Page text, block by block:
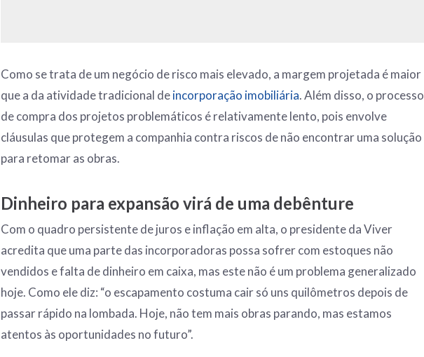
Como se trata de um negócio de risco mais elevado, a margem projetada é maior
que a da atividade tradicional deincorporação imobiliária. Além disso, o processo
de compra dos projetos problemáticos é relativamente lento, pois envolve
cláusulas que protegem a companhia contra riscos de não encontrar uma solução
para retomar as obras.
Dinheiro para expansão virá de uma debênture
Com o quadro persistente de juros e inflação em alta, o presidente da Viver
acredita que uma parte das incorporadoras possa sofrer com estoques não
vendidos e falta de dinheiro em caixa, mas este não é um problema generalizado
hoje. Como ele diz: “o escapamento costuma cair só uns quilômetros depois de
passar rápido na lombada. Hoje, não tem mais obras parando, mas estamos
atentos às oportunidades no futuro”.